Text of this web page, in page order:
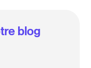
blog